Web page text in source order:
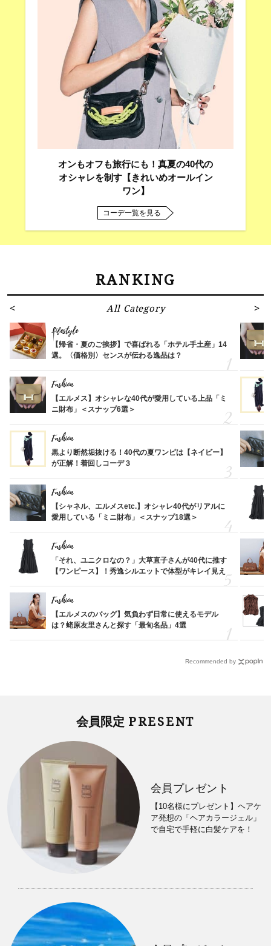
オンもオフも旅行にも！真夏の40代の
オシャレを制す【きれいめオールイン
ワン】
コーデ一覧を見る
RANKING
All Category
Lifestyle
【帰省・夏のご挨拶】で喜ばれる「ホテル手土産」14
選。〈価格別〉センスが伝わる逸品は？
Fashion
【エルメス】オシャレな40代が愛用している上品「ミ
ニ財布」＜スナップ6選＞
Fashion
黒より断然垢抜ける！40代の夏ワンピは【ネイビー】
が正解！着回しコーデ３
Fashion
【シャネル、エルメスetc.】オシャレ40代がリアルに
愛用している「ミニ財布」＜スナップ18選＞
Fashion
「それ、ユニクロなの？」大草直子さんが40代に推す
【ワンピース】！秀逸シルエットで体型がキレイ見え
Fashion
【エルメスのバッグ】気負わず日常に使えるモデル
は？蛯原友里さんと探す「最旬名品」4選
Recommended by
会員限定 PRESENT
会員プレゼント
【10名様にプレゼント】ヘアケ
ア発想の「ヘアカラージェル」
で自宅で手軽に白髪ケアを！